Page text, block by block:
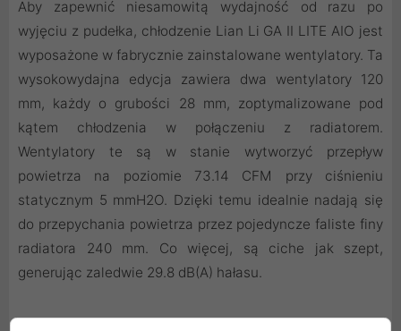
Aby zapewnić niesamowitą wydajność od razu po
wyjęciu z pudełka, chłodzenie Lian Li GA II LITE AIO jest
wyposażone w fabrycznie zainstalowane wentylatory. Ta
wysokowydajna edycja zawiera dwa wentylatory 120
mm, każdy o grubości 28 mm, zoptymalizowane pod
kątem chłodzenia w połączeniu z radiatorem.
Wentylatory te są w stanie wytworzyć przepływ
powietrza na poziomie 73.14 CFM przy ciśnieniu
statycznym 5 mmH2O. Dzięki temu idealnie nadają się
do przepychania powietrza przez pojedyncze faliste finy
radiatora 240 mm. Co więcej, są ciche jak szept,
generując zaledwie 29.8 dB(A) hałasu.